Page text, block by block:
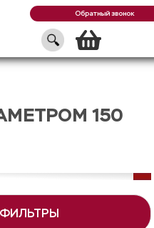
Обратный звонок
150